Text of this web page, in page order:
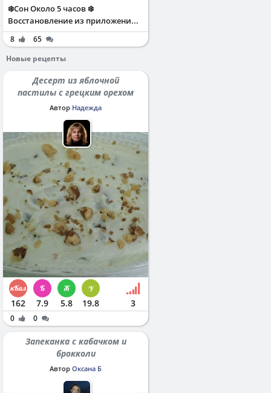
❄️Сон Около 5 часов ❄️
Восстановление из приложени...
8
65
Новые рецепты
Десерт из яблочной
пастилы с грецким орехом
Автор Надежда
162 7.9 5.8 19.8 3
0 0
Запеканка с кабачком и
брокколи
Автор Оксана Б